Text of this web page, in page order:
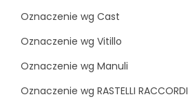
Oznaczenie wg Cast
Oznaczenie wg Vitillo
Oznaczenie wg Manuli
Oznaczenie wg RASTELLI RACCORDI